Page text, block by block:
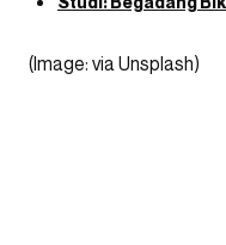
(Image: via Unsplash)